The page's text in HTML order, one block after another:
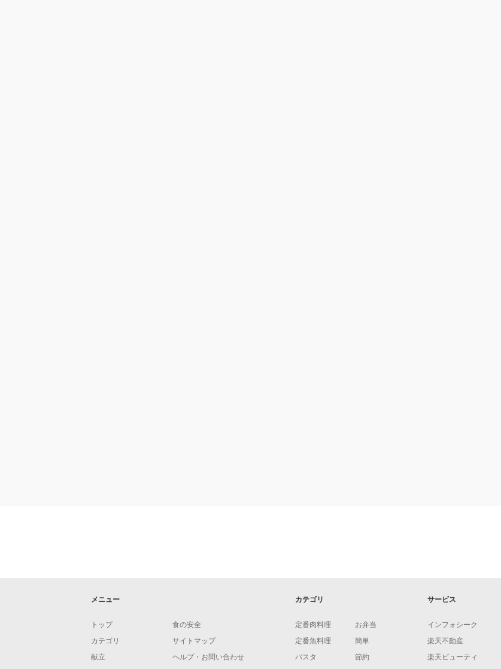
メニュー
トップ
カテゴリ
献立
食の安全
サイトマップ
ヘルプ・お問い合わせ
カテゴリ
定番肉料理
定番魚料理
パスタ
お弁当
簡単
節約
サービス
インフォシーク
楽天不動産
楽天ビューティ